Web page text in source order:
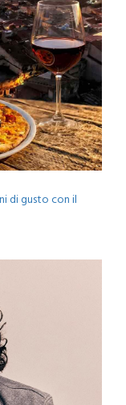
gusto con il